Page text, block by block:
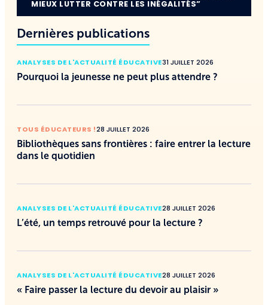
MIEUX LUTTER CONTRE LES INÉGALITÉS”
Dernières publications
ANALYSES DE L'ACTUALITÉ ÉDUCATIVE31 JUILLET 2026
Pourquoi la jeunesse ne peut plus attendre ?
TOUS ÉDUCATEURS !28 JUILLET 2026
Bibliothèques sans frontières : faire entrer la lecture
dans le quotidien
ANALYSES DE L'ACTUALITÉ ÉDUCATIVE28 JUILLET 2026
L’été, un temps retrouvé pour la lecture ?
ANALYSES DE L'ACTUALITÉ ÉDUCATIVE28 JUILLET 2026
« Faire passer la lecture du devoir au plaisir »